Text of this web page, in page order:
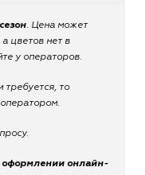
. Цена может
цветов нет в
у операторов.
требуется, то
оформлении онлайн-